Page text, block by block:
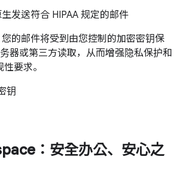
发送符合 HIPAA 规定的邮件
您的邮件将受到由您控制的加密密钥保
器或第三方读取，从而增强隐私保护和
要求。
钥
：安全办公、安心之